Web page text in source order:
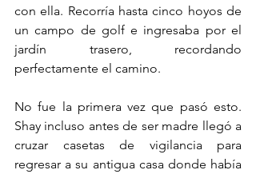
con ella. Recorría hasta cinco hoyos de
un campo de golf e ingresaba por el
jardín trasero, recordando
perfectamente el camino.
No fue la primera vez que pasó esto.
Shay incluso antes de ser madre llegó a
cruzar casetas de vigilancia para
regresar a su antigua casa donde había